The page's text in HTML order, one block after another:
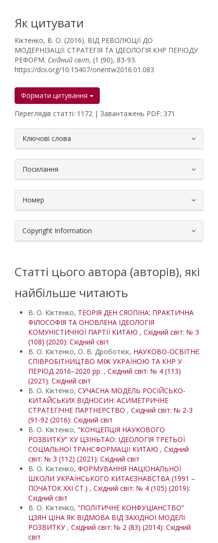
Як цитувати
Кіктенко, В. О. (2016). ВІД РЕВОЛЮЦІЇ ДО
МОДЕРНІЗАЦІЇ: СТРАТЕГІЯ ТА ІДЕОЛОГІЯ КНР ПЕРІОДУ
РЕФОРМ. Східний світ, (1 (90), 83-93.
https://doi.org/10.15407/orientw2016.01.083
Формати цитування
Переглядів статті: 1172 | Завантажень PDF: 371
Ключові слова
Посилання
Номер
Copyright Information
Статті цього автора (авторів), які
найбільше читають
В. О. Кіктенко, ТЕОРІЯ ДЕН СЯОПІНА: ПРАКТИЧНА
ФІЛОСОФІЯ ТА ОНОВЛЕНА ІДЕОЛОГІЯ
КОМУНІСТИЧНОЇ ПАРТІЇ КИТАЮ , Східний світ: № 3
(108) (2020): Східний світ
В. О. Кіктенко, О. В. Дроботюк, НАУКОВО-ОСВІТНЄ
СПІВРОБІТНИЦТВО МІЖ УКРАЇНОЮ ТА КНР У
ПЕРІОД 2016–2020 рр. , Східний світ: № 4 (113)
(2021): Східний світ
В. О. Кіктенко, СУЧАСНА МОДЕЛЬ РОСІЙСЬКО-
КИТАЙСЬКИХ ВІДНОСИН: АСИМЕТРИЧНЕ
СТРАТЕГІЧНЕ ПАРТНЕРСТВО , Східний світ: № 2-3
(91-92 (2016): Східний світ
В. О. Кіктенко, “КОНЦЕПЦІЯ НАУКОВОГО
РОЗВИТКУ” ХУ ЦЗІНЬТАО: ІДЕОЛОГІЯ ТРЕТЬОЇ
СОЦІАЛЬНОЇ ТРАНСФОРМАЦІЇ КИТАЮ , Східний
світ: № 3 (112) (2021): Східний світ
В. О. Кіктенко, ФОРМУВАННЯ НАЦІОНАЛЬНОЇ
ШКОЛИ УКРАЇНСЬКОГО КИТАЄЗНАВСТВА (1991 –
ПОЧАТОК XXI СТ.) , Східний світ: № 4 (105) (2019):
Східний світ
В. О. Кіктенко, “ПОЛІТИЧНЕ КОНФУЦІАНСТВО”
ЦЗЯН ЦІНА ЯК ВІДМОВА ВІД ЗАХІДНОЇ МОДЕЛІ
РОЗВИТКУ , Східний світ: № 2 (83) (2014): Східний
світ